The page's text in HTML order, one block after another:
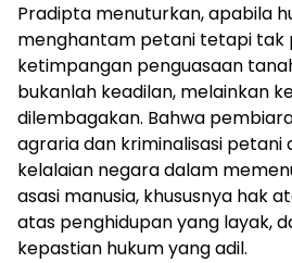
Pradipta menuturkan, apabila
menghantam petani tetapi tak
ketimpangan penguasaan
bukanlah keadilan, melainkan
dilembagakan. Bahwa
agraria dan kriminalisasi petani
kelalaian negara dalam
asasi manusia, khususnya hak
atas penghidupan yang layak,
kepastian hukum yang adil.